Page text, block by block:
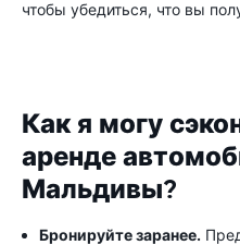
чтобы убедиться, что вы
Как я могу
аренде
Мальдивы?
Бронируйте заранее.